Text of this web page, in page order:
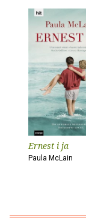
Ernest i ja
Paula McLain